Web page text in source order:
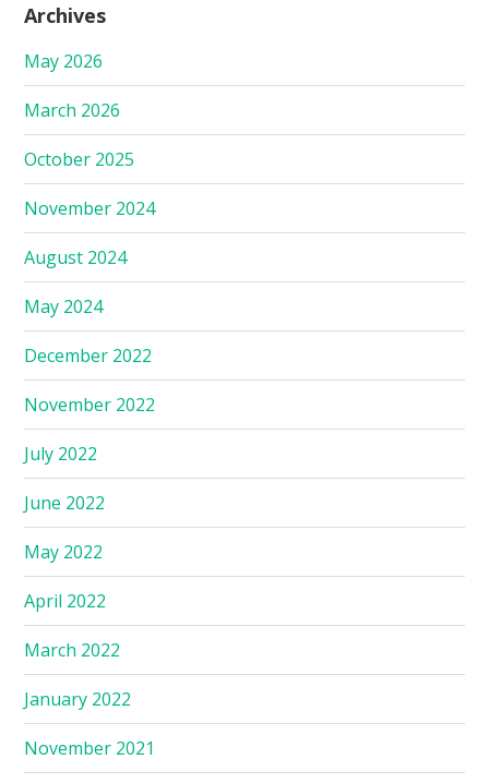
Archives
May 2026
March 2026
October 2025
November 2024
August 2024
May 2024
December 2022
November 2022
July 2022
June 2022
May 2022
April 2022
March 2022
January 2022
November 2021